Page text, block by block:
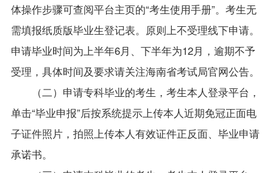
体操作步骤可查阅平台主页的“考生使用手册”。考生无
需填报纸质版毕业生登记表。原则上不受理线下申请。
申请毕业时间为上半年6月、下半年为12月，逾期不予
受理，具体时间及要求请关注海南省考试局官网公告。
（二）申请专科毕业的考生，考生本人登录平台，
单击“毕业申报”后按系统提示上传本人近期免冠正面电
子证件照片，拍照上传本人有效证件正反面、毕业申请
承诺书。